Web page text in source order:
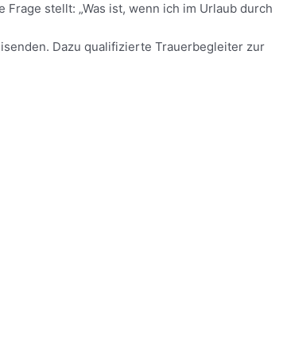
stellt: „Was ist, wenn ich im Urlaub durch
Dazu qualifizierte Trauerbegleiter zur